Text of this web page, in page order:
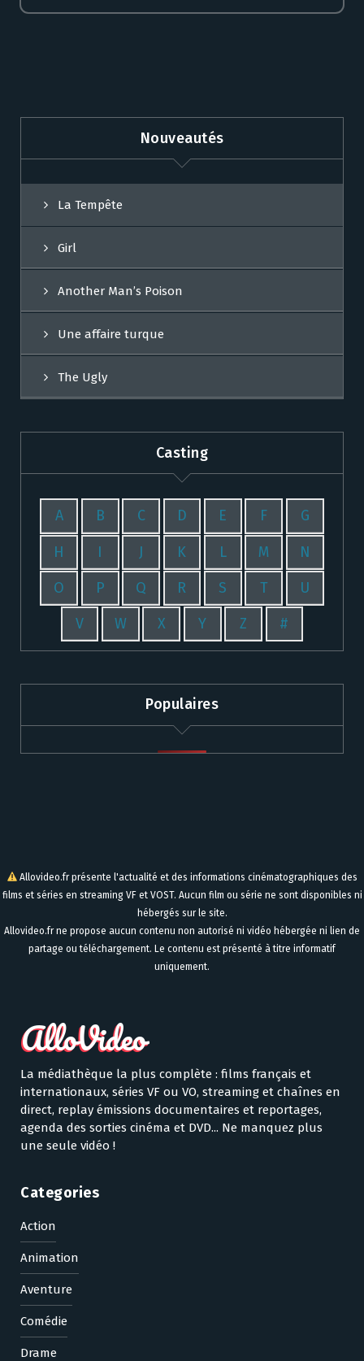
Nouveautés
La Tempête
Girl
Another Man’s Poison
Une affaire turque
The Ugly
Casting
A B C D E F G
H I J K L M N
O P Q R S T U
V W X Y Z #
Populaires
Allovideo.fr présente l'actualité et des informations cinématographiques des
films et séries en streaming VF et VOST. Aucun film ou série ne sont disponibles ni
hébergés sur le site.
Allovideo.fr ne propose aucun contenu non autorisé ni vidéo hébergée ni lien de
partage ou téléchargement. Le contenu est présenté à titre informatif
uniquement.
La médiathèque la plus complète : films français et
internationaux, séries VF ou VO, streaming et chaînes en
direct, replay émissions documentaires et reportages,
agenda des sorties cinéma et DVD... Ne manquez plus
une seule vidéo !
Categories
Action
Animation
Aventure
Comédie
Drame